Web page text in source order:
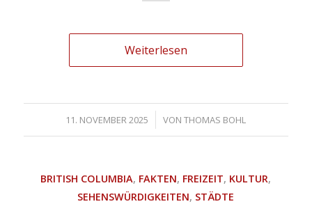
Weiterlesen
11. NOVEMBER 2025
/ VONTHOMAS BOHL
BRITISH COLUMBIA, FAKTEN, FREIZEIT, KULTUR,
SEHENSWÜRDIGKEITEN, STÄDTE